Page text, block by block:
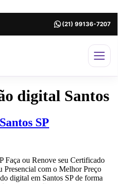
(21) 99136-7207
digital Santos
SP
Faça ou Renove seu Certificado
Presencial com o Melhor Preço
digital em Santos SP de forma